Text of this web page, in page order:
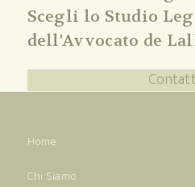
Scegli lo Studio
dell'Avvocato de
Home
Chi Siamo